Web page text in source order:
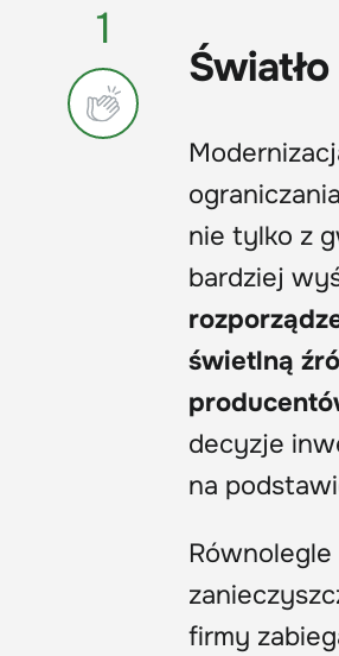
1
nie tylko z
bardziej
świetlną
decyzje
na
firmy